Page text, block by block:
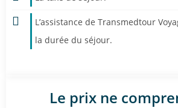
L’assistance de Transmedtour
la durée du séjour.
Le prix ne